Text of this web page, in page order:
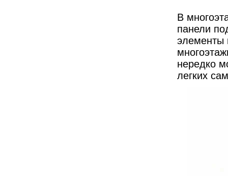
В
панели
элементы
нередко
легких